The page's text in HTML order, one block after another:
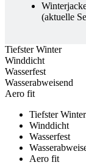
(aktuelle
Tiefster Winter
Winddicht
Wasserfest
Wasserabweisend
Aero fit
Tiefster Winter
Winddicht
Wasserfest
Aero fit